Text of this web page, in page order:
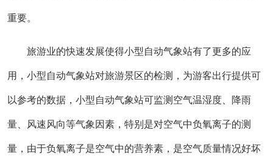
重要。
旅游业的快速发展使得小型自动气象站有了更多的应
用，小型自动气象站对旅游景区的检测，为游客出行提供可
以参考的数据，小型自动气象站可监测空气温湿度、降雨
量、风速风向等气象因素，特别是对空气中负氧离子的测
量，由于负氧离子是空气中的营养素，是空气质量情况好坏